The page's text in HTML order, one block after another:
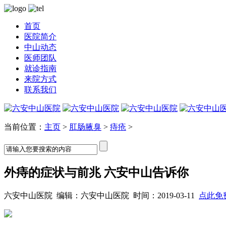
首页
医院简介
中山动态
医师团队
就诊指南
来院方式
联系我们
当前位置： 主页 > 肛肠腋臭 > 痔疮 >
外痔的症状与前兆 六安中山告诉你
六安中山医院 编辑：六安中山医院 时间：2019-03-11 点此免